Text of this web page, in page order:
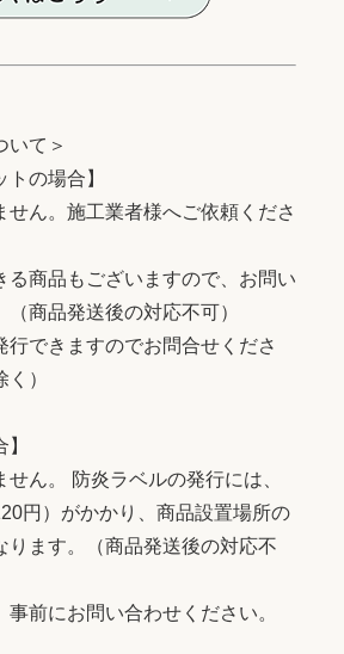
いて＞
トの場合】
せん。施工業者様へご依頼くださ
商品もございますので、お問い
商品発送後の対応不可）
できますのでお問合せくださ
）
せん。 防炎ラベルの発行には、
円）がかかり、商品設置場所の
ります。（商品発送後の対応不
事前にお問い合わせください。